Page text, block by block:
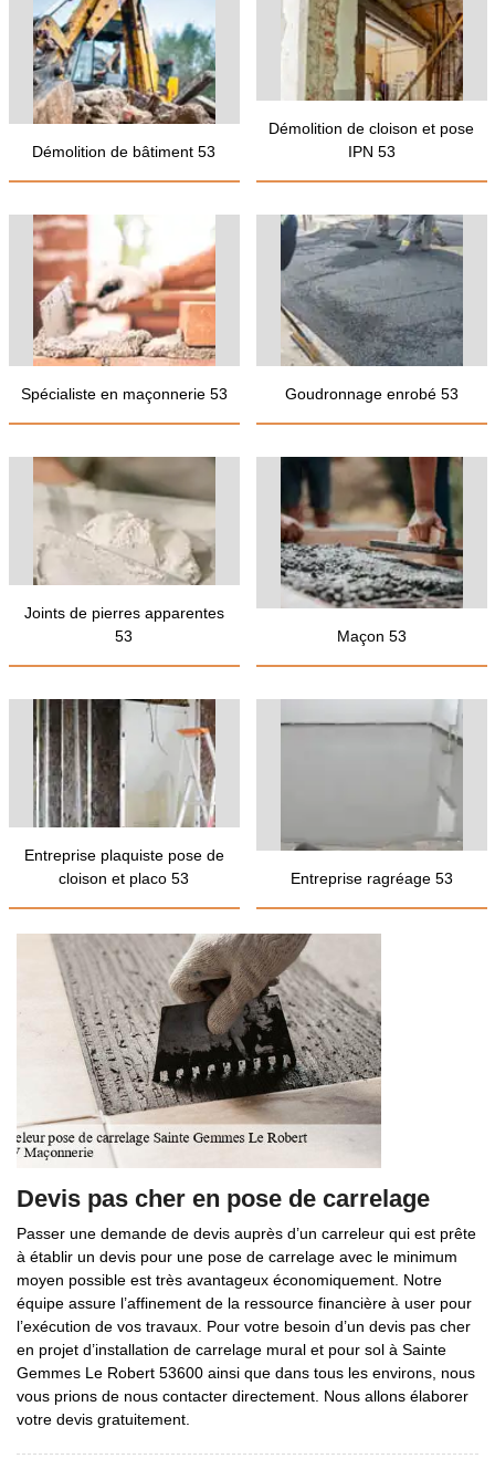
Démolition de bâtiment 53
Démolition de cloison et pose
IPN 53
Spécialiste en maçonnerie 53 Goudronnage enrobé 53
Joints de pierres apparentes
53
Maçon 53
Entreprise plaquiste pose de
cloison et placo 53
Entreprise ragréage 53
Devis pas cher en pose de carrelage
Passer une demande de devis auprès d’un carreleur qui est prête
à établir un devis pour une pose de carrelage avec le minimum
moyen possible est très avantageux économiquement. Notre
équipe assure l’affinement de la ressource financière à user pour
l’exécution de vos travaux. Pour votre besoin d’un devis pas cher
en projet d’installation de carrelage mural et pour sol à Sainte
Gemmes Le Robert 53600 ainsi que dans tous les environs, nous
vous prions de nous contacter directement. Nous allons élaborer
votre devis gratuitement.